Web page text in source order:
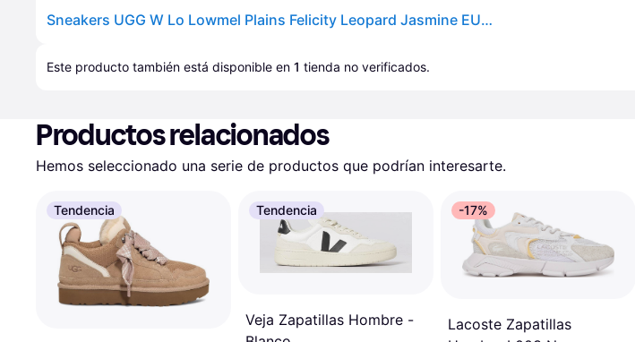
Sneakers UGG W Lo Lowmel Plains Felicity Leopard Jasmine EUR 41
Este producto también está disponible en 1 tienda no verificados.
Productos relacionados
Hemos seleccionado una serie de productos que podrían interesarte.
Tendencia Tendencia
Veja Zapatillas Hombre -
-17%
Lacoste Zapatillas